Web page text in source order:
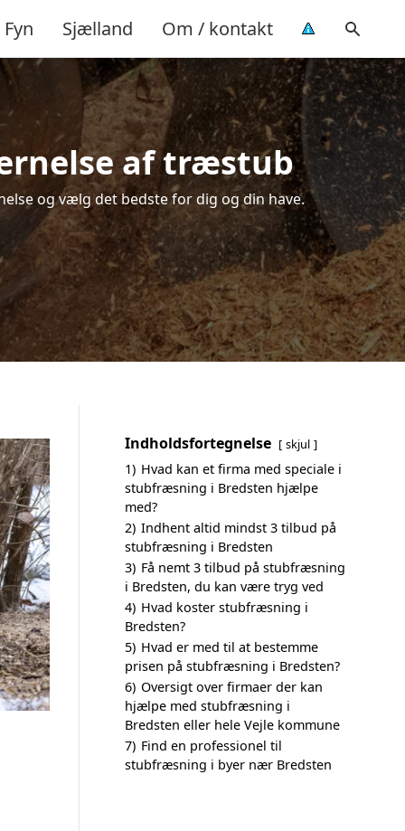
Fyn Sjælland Om / kontakt
af træstub
og vælg det bedste for dig og din have.
Indholdsfortegnelse skjul
1) Hvad kan et firma med speciale i
stubfræsning i Bredsten hjælpe
med?
2) Indhent altid mindst 3 tilbud på
stubfræsning i Bredsten
3) Få nemt 3 tilbud på stubfræsning
i Bredsten, du kan være tryg ved
4) Hvad koster stubfræsning i
Bredsten?
5) Hvad er med til at bestemme
prisen på stubfræsning i Bredsten?
6) Oversigt over firmaer der kan
hjælpe med stubfræsning i
Bredsten eller hele Vejle kommune
7) Find en professionel til
stubfræsning i byer nær Bredsten